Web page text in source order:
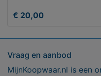
€ 20,00
Vraag en aanbod
MijnKoopwaar.nl is een